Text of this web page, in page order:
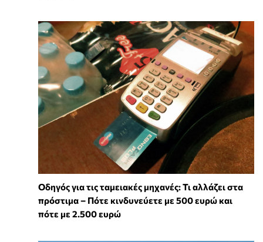
Οδηγός για τις ταμειακές μηχανές: Τι αλλάζει στα
πρόστιμα – Πότε κινδυνεύετε με 500 ευρώ και
πότε με 2.500 ευρώ